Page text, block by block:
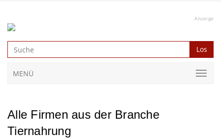
Anzeige
Los
MENÜ
Alle Firmen aus der Branche
Tiernahrung